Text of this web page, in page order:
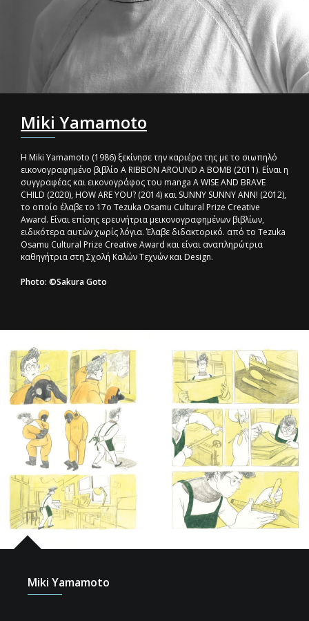
Miki Yamamoto
Η Miki Yamamoto (1986) ξεκίνησε την καριέρα της με το σιωπηλό
εικονογραφημένο βιβλίο A RIBBON AROUND A BOMB (2011). Είναι η
συγγραφέας και εικονογράφος του manga A WISE AND BRAVE
CHILD (2020), HOW ARE YOU? (2014) και SUNNY SUNNY ANN! (2012),
το οποίο έλαβε το 17ο Tezuka Osamu Cultural Prize Creative
Award. Είναι επίσης ερευνήτρια μεικονογραφημένων βιβλίων,
ειδικότερα αυτών χωρίς λόγια. Έλαβε διδακτορικό. από το Tezuka
Osamu Cultural Prize Creative Award και είναι αναπληρώτρια
καθηγήτρια στη Σχολή Καλών Τεχνών και Design.
Photo: ©Sakura Goto
Miki Yamamoto